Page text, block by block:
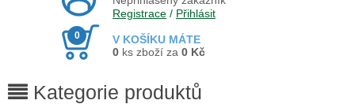
Registrace / Přihlásit
V KOŠÍKU MÁTE
0
0 ks zboží za 0 Kč
Kategorie produktů